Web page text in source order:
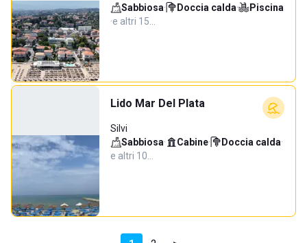
Sabbiosa· Doccia calda·
Piscina
·e altri 15…
Lido Mar Del Plata
Silvi
Sabbiosa· Cabine· Doccia calda·
e altri 10…